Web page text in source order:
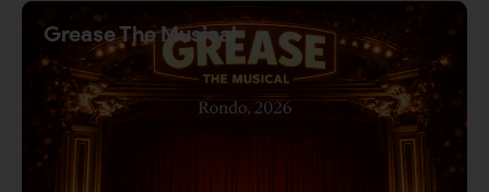
Grease The Musical